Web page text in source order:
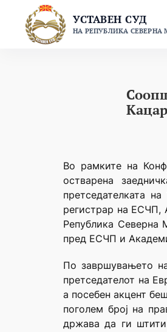
content
УСТАВЕН СУД
НА РЕПУБЛИКА СЕВЕРНА
Во рамките на
остварена
претседателката
регистрар на ЕСЧП,
Република Северна
пред ЕСЧП и
По завршувањето
претседателот на
а посебен акцент
поголем број на
држава да ги штити